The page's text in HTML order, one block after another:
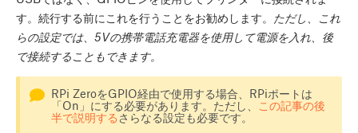
す。続行する前にこれを行うことをお勧めします。
ただし、これ
らの設定では、5Vの携帯電話充電器を使用して電源を入れ、後
で接続することもできます。
RPi ZeroをGPIO経由で使用する場合、RPiポートは
「On」にする必要があります。ただし、
この記事の後
半で説明する さらなる設定も必要です。